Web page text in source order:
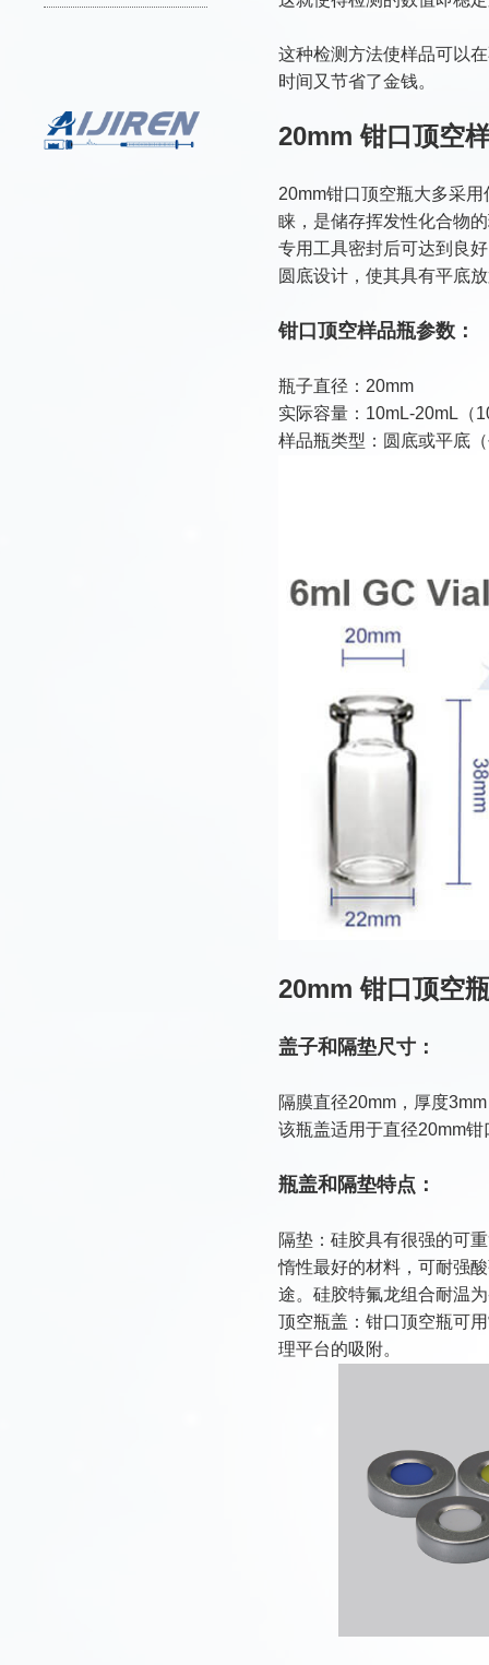
这种检测方法使样品可以
时间又节省了金钱。
20mm 钳口顶空
20mm钳口顶空瓶大多采
睐，是储存挥发性化合物
专用工具密封后可达到良
圆底设计，使其具有平底
钳口顶空样品瓶参数：
瓶子直径：20mm
实际容量：10mL-20mL（
样品瓶类型：圆底或平底
20mm 钳口顶空
盖子和隔垫尺寸：
隔膜直径20mm，厚度
该瓶盖适​​用于直径20mm
瓶盖和隔垫特点：
隔垫：硅胶具有很强的可
惰性最好的材料，可耐强
途。 硅胶特氟龙组合耐温
顶空瓶盖：钳口顶空瓶可
理平台的吸附。